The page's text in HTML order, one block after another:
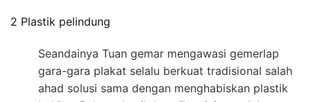
2 Plastik pelindung
Seandainya Tuan gemar mengawasi gemerlap
gara-gara plakat selalu berkuat tradisional salah
ahad solusi sama dengan menghabiskan plastik